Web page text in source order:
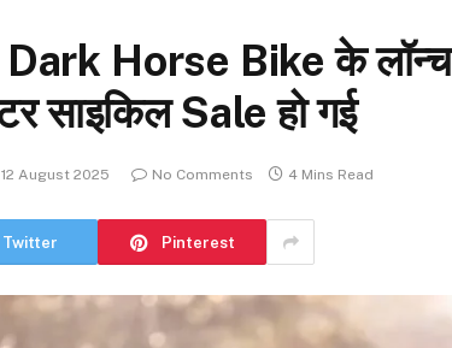
Horse Bike के लॉन्च
साइकिल Sale हो गई
12 August 2025 No Comments 4 Mins Read
Twitter Pinterest